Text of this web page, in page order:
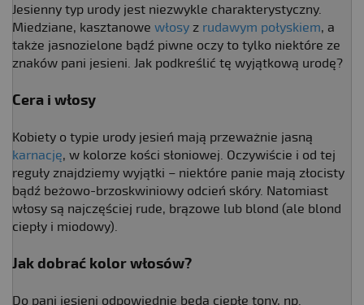
Jesienny typ urody jest niezwykle charakterystyczny.
Miedziane, kasztanowe włosy z rudawym połyskiem, a
także jasnozielone bądź piwne oczy to tylko niektóre ze
znaków pani jesieni. Jak podkreślić tę wyjątkową urodę?
Cera i włosy
Kobiety o typie urody jesień mają przeważnie jasną
karnację, w kolorze kości słoniowej. Oczywiście i od tej
reguły znajdziemy wyjątki – niektóre panie mają złocisty
bądź beżowo-brzoskwiniowy odcień skóry. Natomiast
włosy są najczęściej rude, brązowe lub blond (ale blond
ciepły i miodowy).
Jak dobrać kolor włosów?
Do pani jesieni odpowiednie będą ciepłe tony, np.